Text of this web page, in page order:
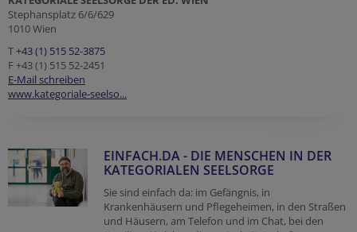
Stephansplatz 6/6/629
1010 Wien
T+43 (1) 515 52-3875
F +43 (1) 515 52-2451
E-Mail schreiben
www.kategoriale-seelso...
EINFACH.DA - DIE MENSCHEN IN DER
KATEGORIALEN SEELSORGE
Sie sind einfach da: im Gefängnis, in
Krankenhäusern und Pflegeheimen, in den Straßen
und Häusern, am Telefon und im Chat, bei den